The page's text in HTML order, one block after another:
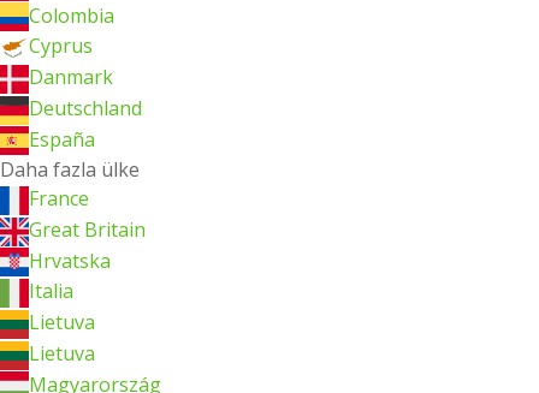
Colombia
Cyprus
Danmark
Deutschland
España
Daha fazla ülke
France
Great Britain
Hrvatska
Italia
Lietuva
Lietuva
Magyarország